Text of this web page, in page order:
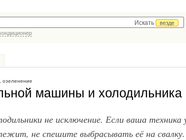
Искать
везде
машины и холодильника
не исключение. Если ваша
не спешите выбрасывать её на